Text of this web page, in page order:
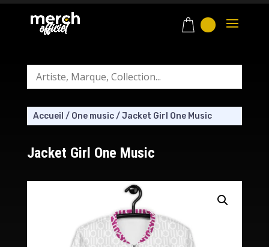
Accueil / One music/Jacket Girl One Music
Jacket Girl One Music